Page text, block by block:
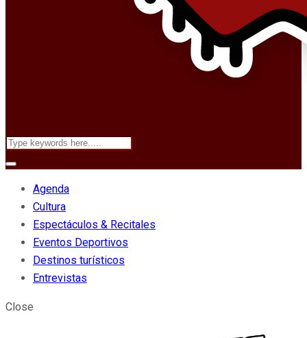
Agenda
Cultura
Espectáculos & Recitales
Eventos Deportivos
Destinos turísticos
Entrevistas
Close